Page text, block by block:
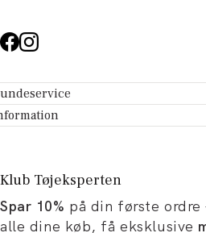
- Hjælpecenter
dit køb
Tøjeksperten
og artikler
Klub Tøjeksperten
Spar 10% på din første ordre
alle dine køb, få eksklusive